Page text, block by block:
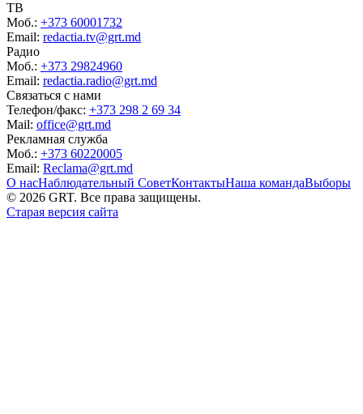
ТВ
Моб.: +373 60001732
Email: redactia.tv@grt.md
Радио
Моб.: +373 29824960
Email: redactia.radio@grt.md
Связаться с нами
Телефон/факс: +373 298 2 69 34
Mail: office@grt.md
Рекламная служба
Моб.: +373 60220005
Email: Reclama@grt.md
О насНаблюдательный СоветКонтактыНаша командаВыборы
© 2026 GRT. Все права защищены.
Старая версия сайта